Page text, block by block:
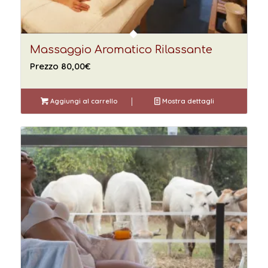
Massaggio Aromatico Rilassante
Prezzo 80,00€
Aggiungi al carrello Mostra dettagli